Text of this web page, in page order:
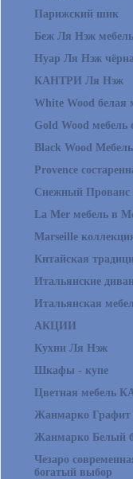
Парижский шик
Беж Ля Нэж
Нуар Ля Нэж
КАНТРИ Ля Нэж
White Wood белая
Gold Wood мебель
Black Wood
Provence
Снежный Прованс
La Mer мебель в
Marseille
Китайская
Итальянские
Итальянская
АКЦИИ
Кухни Ля Нэж
Шкафы - купе
Цветная мебель
Жанмарко Графит
Жанмарко Белый
Чезаро
богатый выбор